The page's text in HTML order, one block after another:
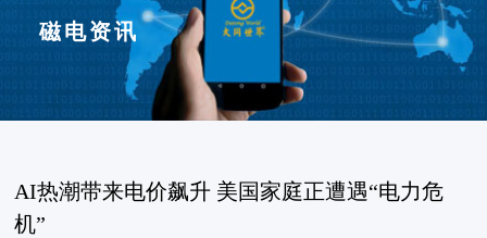
磁电资讯
AI热潮带来电价飙升 美国家庭正遭遇“电力危
机”